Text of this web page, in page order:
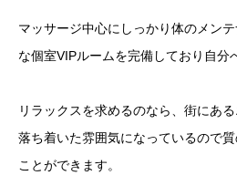
マッサージ中心にしっかり体のメン
な個室VIPルームを完備しており自分
リラックスを求めるのなら、街にあ
落ち着いた雰囲気になっているので
ことができます。